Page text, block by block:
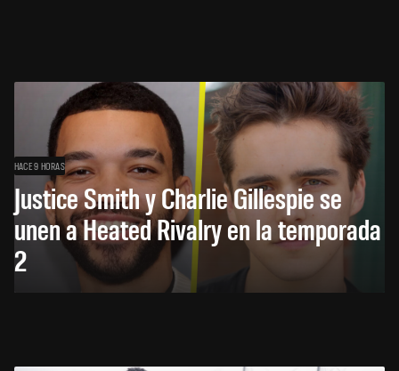
HACE 9 HORAS
Justice Smith y Charlie Gillespie se
unen a Heated Rivalry en la temporada
2